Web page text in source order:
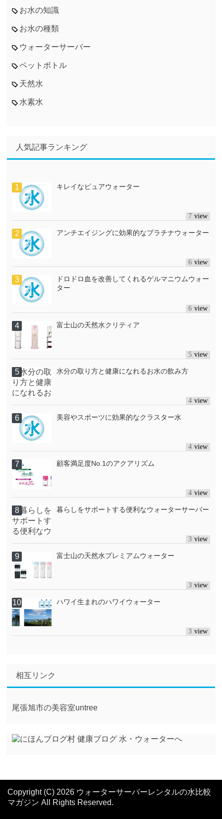
お水の知識
お水の種類
ウォーターサーバー
ペットボトル
天然水
水素水
人気記事ランキング
キレイなピュアウォーター
7
アンチエイジングに効果的なプラチナウォーター
6
ドロドロ血を改善してくれるゲルマニウムウォー
ター
6
富士山の天然水クリティア
5
水分の取り方と健康になれるお水の飲み方
4
美容やスポーツに効果的なクラスター水
4
顧客満足度No.1のアクアリズム
4
暮らしをサポートする便利なウォーターサーバー
3
富士山の天然水プレミアムウォーター
3
ハワイ生まれのハワイウォーター
3
相互リンク
尾張旭市の美容室untree
Copyright (C) 2026 ウォーターサーバーレンタルの水比較
マガジン All Rights Reserved.